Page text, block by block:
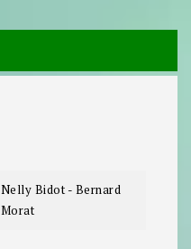
Nelly Bidot - Bernard
Morat